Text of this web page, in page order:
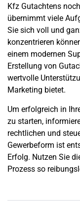
Kfz Gutachtens
übernimmt viele
Sie sich voll und
konzentrieren
einem modernen
Erstellung von
wertvolle
Marketing bietet.
Um erfolgreich in
zu starten,
rechtlichen und
Gewerbeform ist
Erfolg. Nutzen Sie
Prozess so